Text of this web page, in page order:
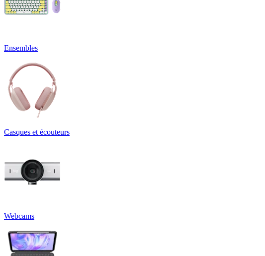
Ensembles
Casques et écouteurs
Webcams